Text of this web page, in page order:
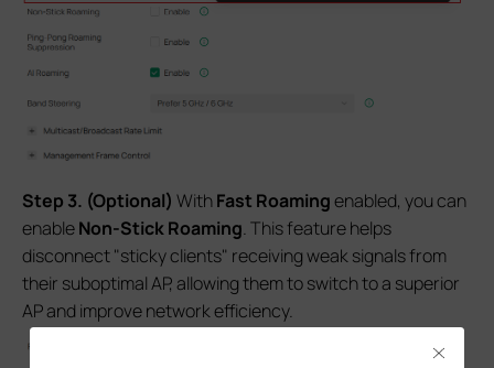
Step 3. (Optional) WithFast Roamingenabled, you can
enableNon-Stick Roaming. This feature helps
disconnect "sticky clients" receiving weak signals from
their suboptimal AP, allowing them to switch to a superior
AP and improve network efficiency.
Close